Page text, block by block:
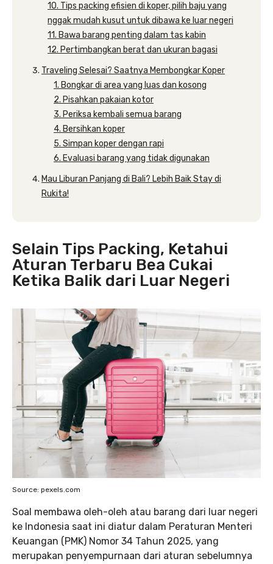
10. Tips packing efisien di koper, pilih baju yang
nggak mudah kusut untuk dibawa ke luar negeri
11. Bawa barang penting dalam tas kabin
12. Pertimbangkan berat dan ukuran bagasi
Traveling Selesai? Saatnya Membongkar Koper
1. Bongkar di area yang luas dan kosong
2. Pisahkan pakaian kotor
3. Periksa kembali semua barang
4. Bersihkan koper
5. Simpan koper dengan rapi
6. Evaluasi barang yang tidak digunakan
Mau Liburan Panjang di Bali? Lebih Baik Stay di
Rukita!
Selain Tips Packing, Ketahui
Aturan Terbaru Bea Cukai
Ketika Balik dari Luar Negeri
Source: pexels.com
Soal membawa oleh-oleh atau barang dari luar negeri
ke Indonesia saat ini diatur dalam Peraturan Menteri
Keuangan (PMK) Nomor 34 Tahun 2025, yang
merupakan penyempurnaan dari aturan sebelumnya